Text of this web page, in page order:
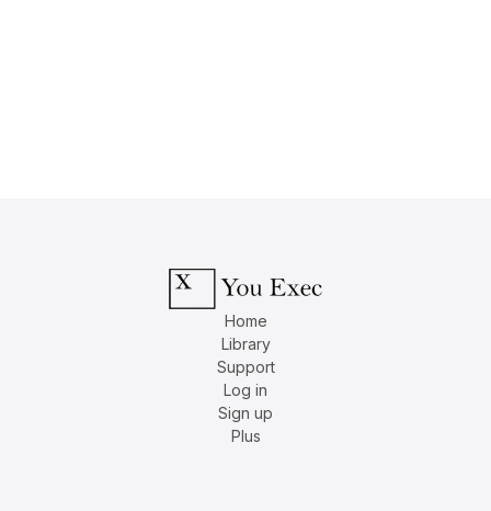
Home
Library
Support
Log in
Sign up
Plus